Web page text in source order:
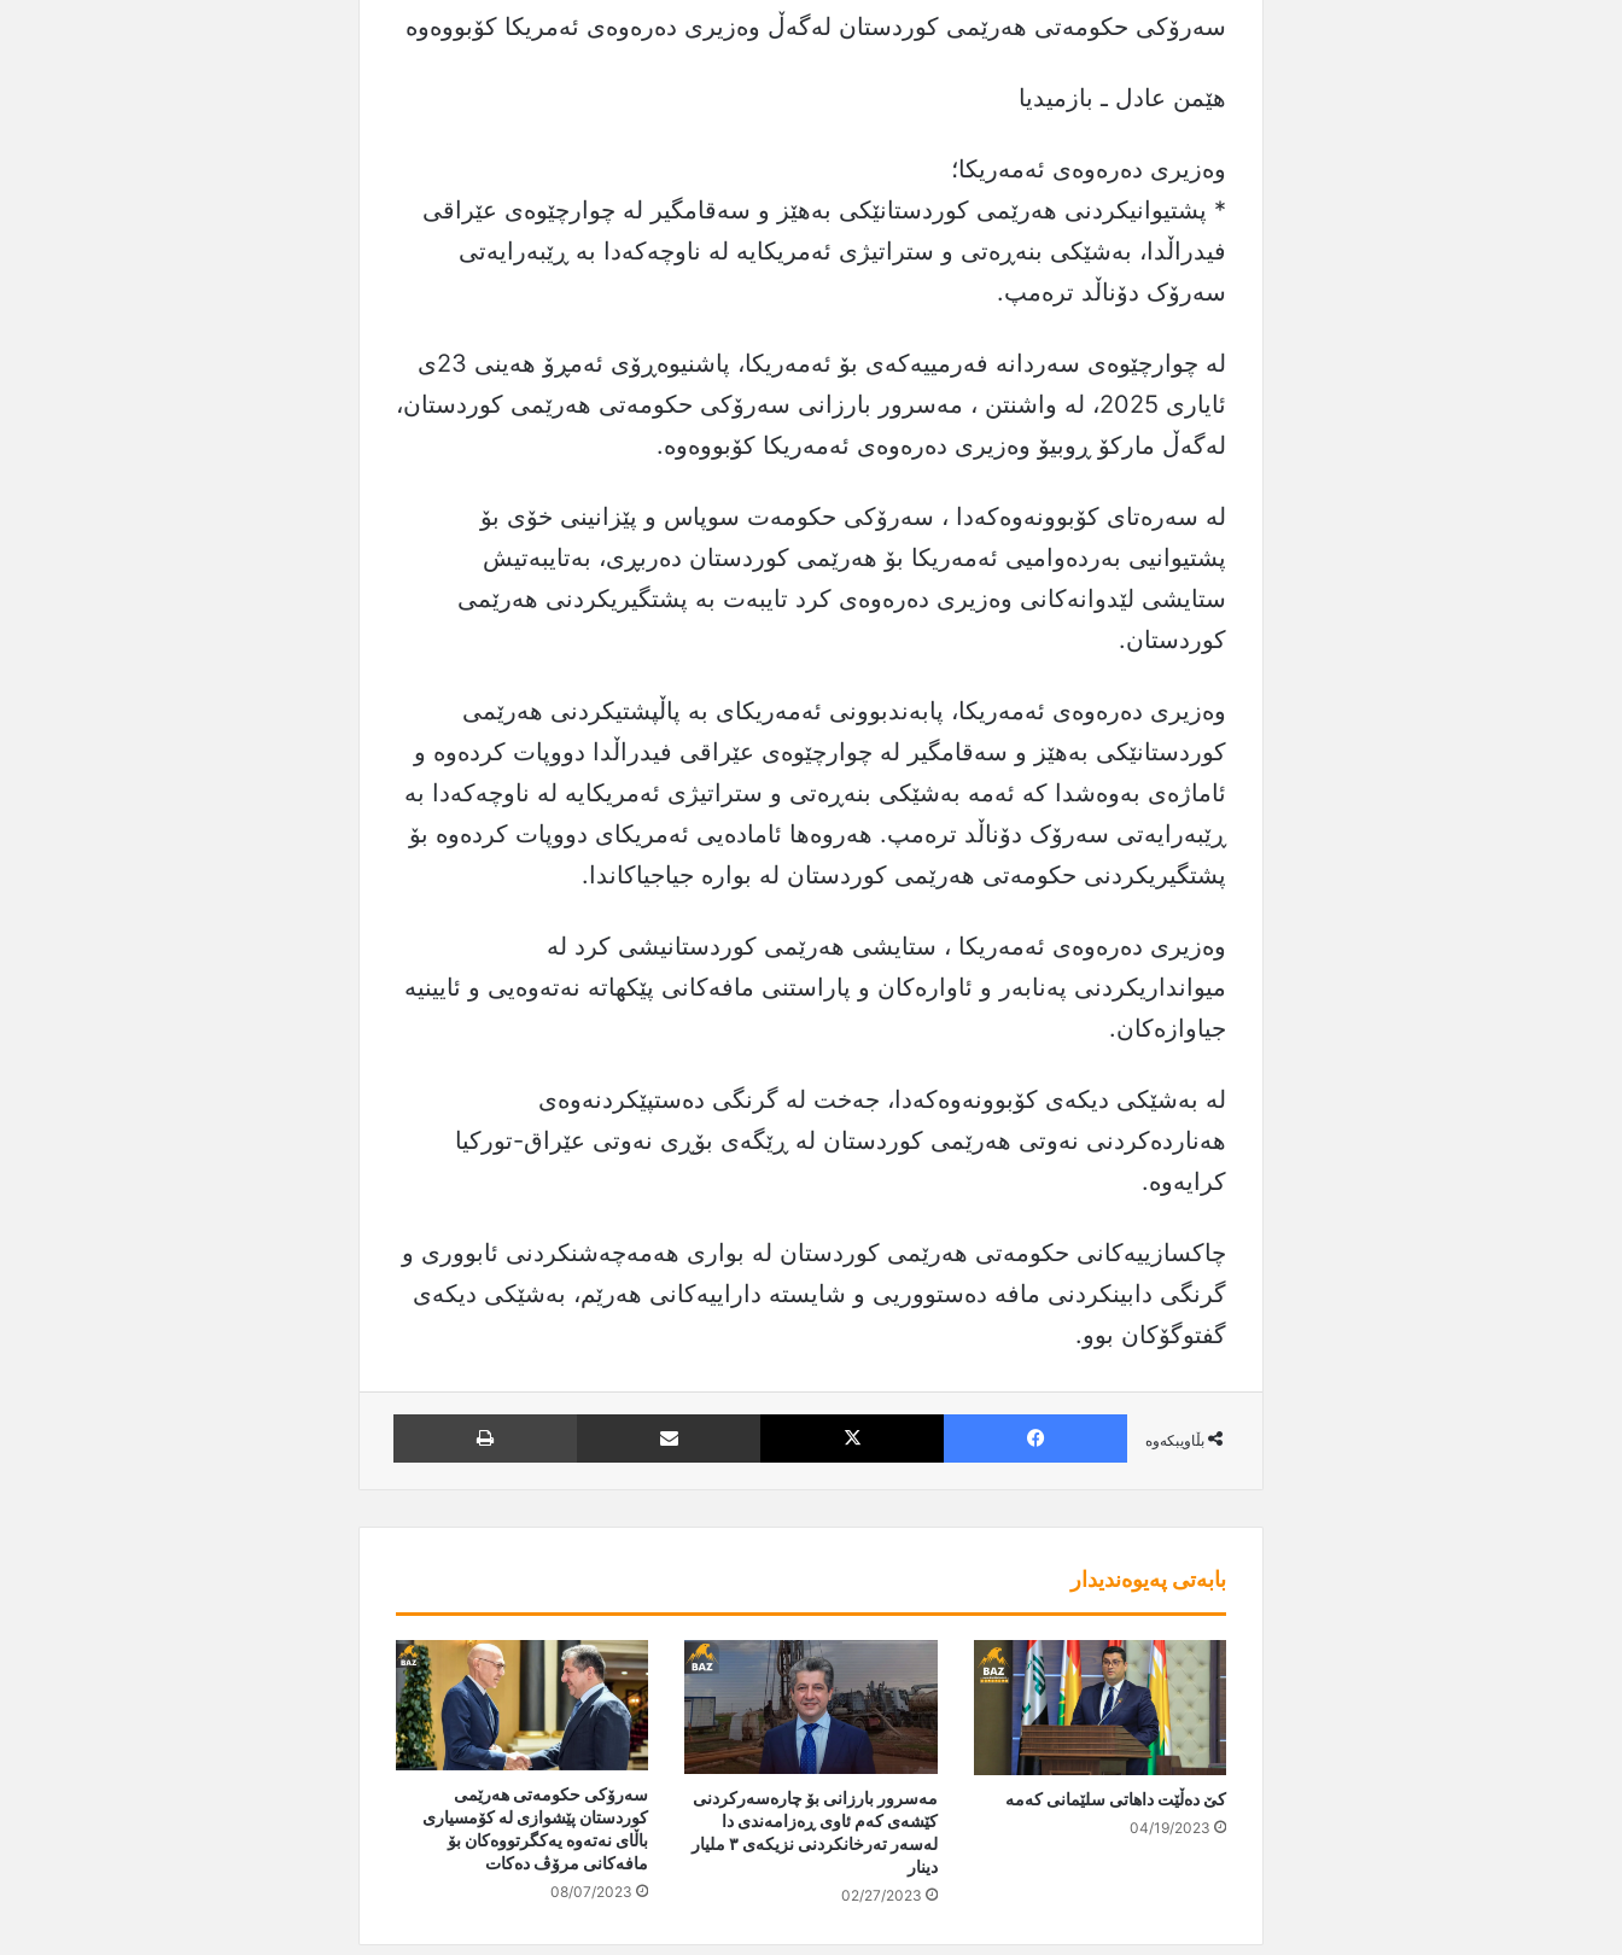
سەرۆکی حکومەتی هەرێمی کوردستان لەگەڵ وەزیری دەرەوەی ئەمریکا کۆبووەوە
هێمن عادل ـ بازمیدیا
وەزیری دەرەوەی ئەمەریکا؛
* پشتیوانیکردنی هەرێمی کوردستانێکی بەهێز و سەقامگیر لە چوارچێوەی عێراقی
فیدراڵدا، بەشێکی بنەڕەتی و ستراتیژی ئەمریکایە لە ناوچەکەدا بە ڕێبەرایەتی
سەرۆک دۆناڵد ترەمپ.
لە چوارچێوەی سەردانە فەرمییەکەی بۆ ئەمەریکا، پاشنیوەڕۆی ئەمڕۆ هەینی 23ی
ئایاری 2025، لە واشنتن ، مەسرور بارزانی سەرۆکی حکومەتی هەرێمی کوردستان،
لەگەڵ مارکۆ ڕوبیۆ وەزیری دەرەوەی ئەمەریکا کۆبووەوە.
لە سەرەتای کۆبوونەوەکەدا ، سەرۆکی حکومەت سوپاس و پێزانینی خۆی بۆ
پشتیوانیی بەردەوامیی ئەمەریکا بۆ هەرێمی کوردستان دەربڕی، بەتایبەتیش
ستایشی لێدوانەکانی وەزیری دەرەوەی کرد تایبەت بە پشتگیریکردنی هەرێمی
کوردستان.
وەزیری دەرەوەی ئەمەریکا، پابەندبوونی ئەمەریکای بە پاڵپشتیکردنی هەرێمی
کوردستانێکی بەهێز و سەقامگیر لە چوارچێوەی عێراقی فیدراڵدا دووپات کردەوە و
ئاماژەی بەوەشدا کە ئەمە بەشێکی بنەڕەتی و ستراتیژی ئەمریکایە لە ناوچەکەدا بە
ڕێبەرایەتی سەرۆک دۆناڵد ترەمپ. هەروەها ئامادەیی ئەمریکای دووپات کردەوە بۆ
پشتگیریکردنی حکومەتی هەرێمی کوردستان لە بوارە جیاجیاکاندا.
وەزیری دەرەوەی ئەمەریکا ، ستایشی هەرێمی کوردستانیشی کرد له
میوانداریکردنی پەنابەر و ئاوارەکان و پاراستنی مافەکانی پێکهاتە نەتەوەیی و ئایینیە
جیاوازەکان.
لە بەشێکی دیکەی کۆبوونەوەکەدا، جەخت لە گرنگی دەستپێکردنەوەی
هەناردەکردنی نەوتی هەرێمی کوردستان لە ڕێگەی بۆڕی نەوتی عێراق-تورکیا
کرایەوە.
چاکسازییەکانی حکومەتی هەرێمی کوردستان لە بواری هەمەچەشنکردنی ئابووری و
گرنگی دابینکردنی مافە دەستووریی و شایستە داراییەکانی هەرێم، بەشێکی دیکەی
گفتوگۆکان بوو.
بڵاویبکەوە
Facebook
X نارد بە ئیمەیل چاپ کردن
بابەتی پەیوەندیدار
کێ دەڵێت داهاتی سلێمانی کەمە
04/19/2023
مەسرور بارزانی بۆ چارەسەرکردنی
کێشەى کەم ئاوی ڕەزامەندی دا
لەسەر تەرخانکردنی نزیکەی ٣ ملیار
دینار
02/27/2023
سەرۆکی حکومەتی هەرێمی
کوردستان پێشوازی لە کۆمسیاری
باڵای نەتەوە یەکگرتووەکان بۆ
مافەکانی مرۆڤ دەکات
08/07/2023